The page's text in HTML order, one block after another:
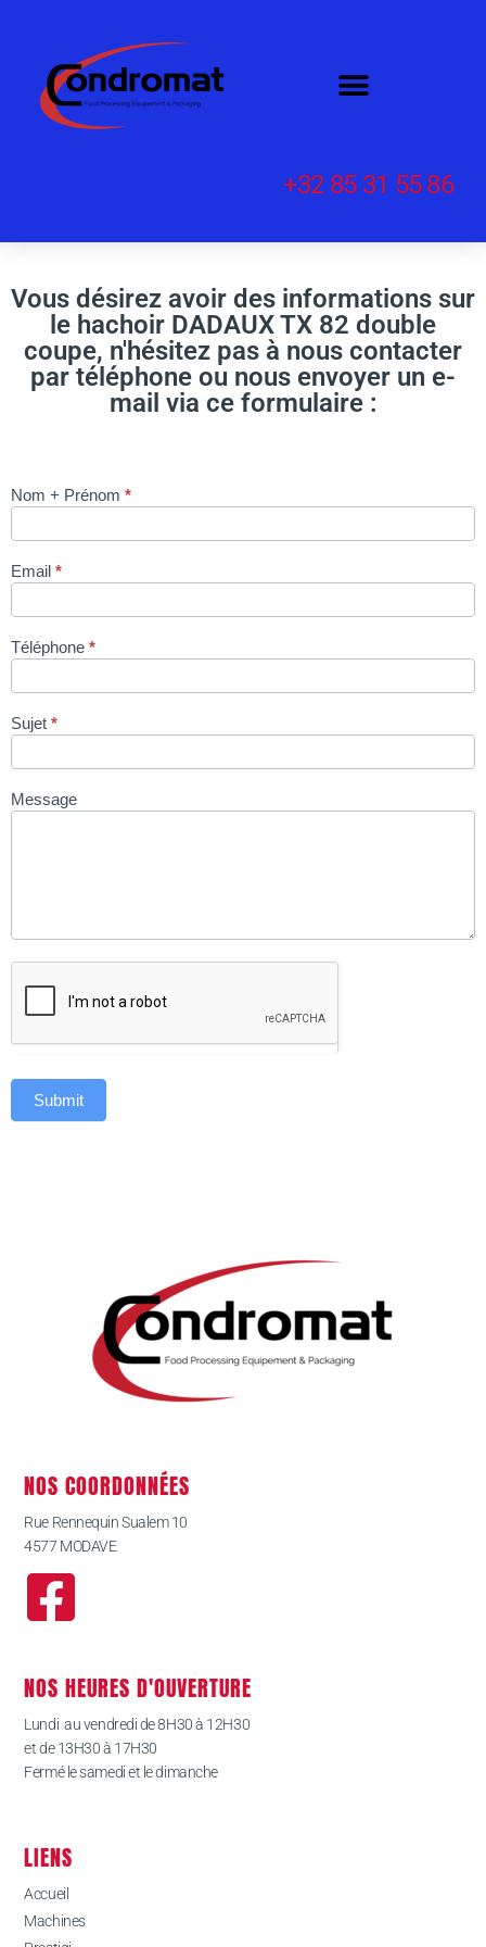
+32 85 31 55 86
Vous désirez avoir des informations sur
le hachoir DADAUX TX 82 double
coupe, n'hésitez pas à nous contacter
par téléphone ou nous envoyer un e-
mail via ce formulaire :
HACHOIR
COUPE via
Nom + Prénom *
Email *
Téléphone *
Sujet *
Message
Submit
NOS COORDONNÉES
Rue Rennequin Sualem 10
4577 MODAVE
NOS HEURES D'OUVERTURE
Lundi au vendredi de 8H30 à 12H30
et de 13H30 à 17H30
Fermé le samedi et le dimanche
LIENS
Accueil
Machines